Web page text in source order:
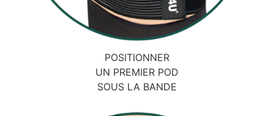
POSITIONNER
UN PREMIER POD
SOUS LA BANDE